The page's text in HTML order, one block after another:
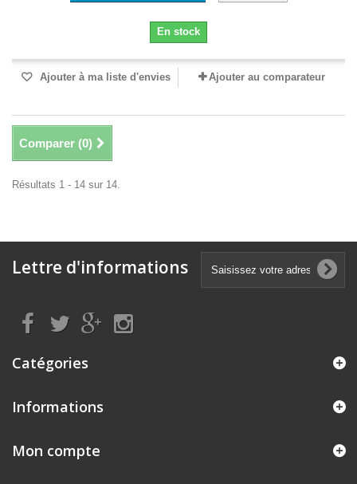
En stock
Ajouter à ma liste d'envies Ajouter au comparateur
Comparer (0)
Résultats 1 - 14 sur 14.
Lettre d'informations
Catégories
Informations
Mon compte